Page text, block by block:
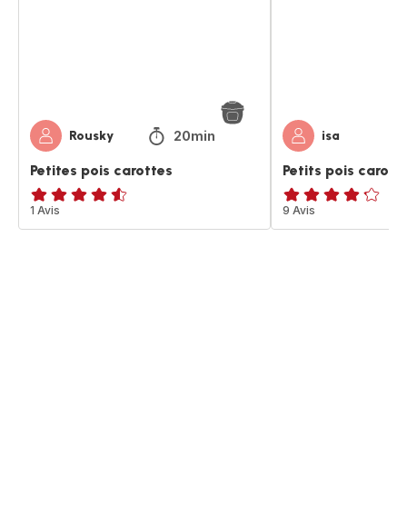
Rousky 20min
Petites pois carottes
ratings.4.5
1 Avis
isa
Petits pois
ratings.4.2
9 Avis